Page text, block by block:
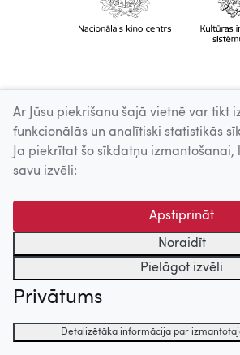
Ar Jūsu piekrišanu šajā vietnē var tikt
funkcionālās un analītiski statistikās
Ja piekrītat šo sīkdatņu
savu izvēli:
Apstiprināt
Noraidīt
Pielāgot izvēli
Privātums
Detalizētāka informācija par